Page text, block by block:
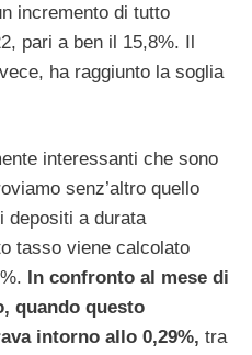
incremento di tutto
pari a ben il 15,8%. Il
ha raggiunto la soglia
interessanti che sono
senz’altro quello
depositi a durata
tasso viene calcolato
In confronto al mese di
quando questo
intorno allo 0,29%, tra